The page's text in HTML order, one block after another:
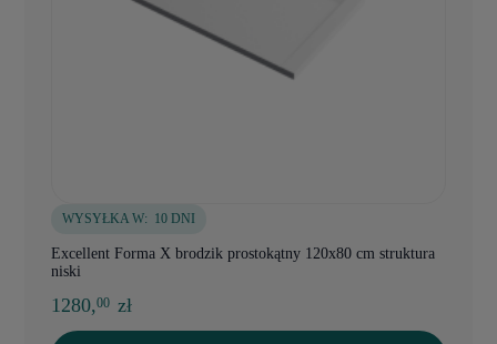
WYSYŁKA W: 10 DNI
Excellent Forma X brodzik prostokątny 120x80 cm struktura
niski
1280,00 zł